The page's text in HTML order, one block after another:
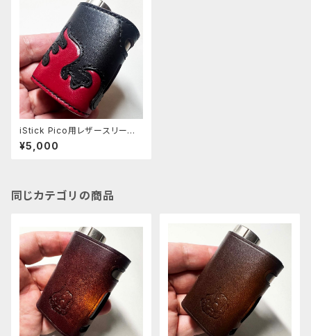
iStick Pico用レザースリーブ
(ファイアパターン) [362-pc]
¥5,000
同じカテゴリの商品